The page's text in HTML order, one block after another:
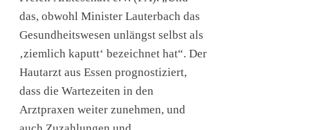
das, obwohl Minister Lauterbach das
Gesundheitswesen unlängst selbst als
‚ziemlich kaputt‘ bezeichnet hat“. Der
Hautarzt aus Essen prognostiziert,
dass die Wartezeiten in den
Arztpraxen weiter zunehmen, und